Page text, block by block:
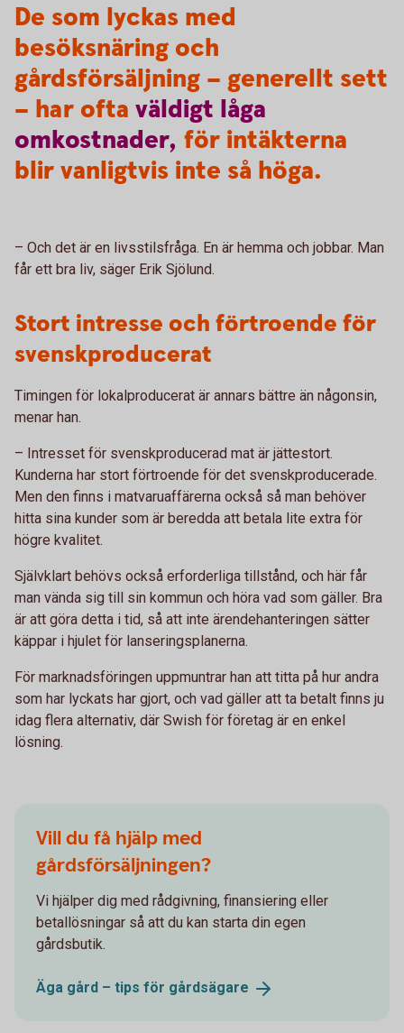
De som lyckas med
besöksnäring och
gårdsförsäljning – generellt sett
– har ofta väldigt låga
omkostnader, för intäkterna
blir vanligtvis inte så höga.
– Och det är en livsstilsfråga. En är hemma och jobbar. Man
får ett bra liv, säger Erik Sjölund.
Stort intresse och förtroende för
svenskproducerat
Timingen för lokalproducerat är annars bättre än någonsin,
menar han.
– Intresset för svenskproducerad mat är jättestort.
Kunderna har stort förtroende för det svenskproducerade.
Men den finns i matvaruaffärerna också så man behöver
hitta sina kunder som är beredda att betala lite extra för
högre kvalitet.
Självklart behövs också erforderliga tillstånd, och här får
man vända sig till sin kommun och höra vad som gäller. Bra
är att göra detta i tid, så att inte ärendehanteringen sätter
käppar i hjulet för lanseringsplanerna.
För marknadsföringen uppmuntrar han att titta på hur andra
som har lyckats har gjort, och vad gäller att ta betalt finns ju
idag flera alternativ, där Swish för företag är en enkel
lösning.
Vill du få hjälp med
gårdsförsäljningen?
Vi hjälper dig med rådgivning, finansiering eller
betallösningar så att du kan starta din egen
gårdsbutik.
Äga gård – tips för gårdsägare